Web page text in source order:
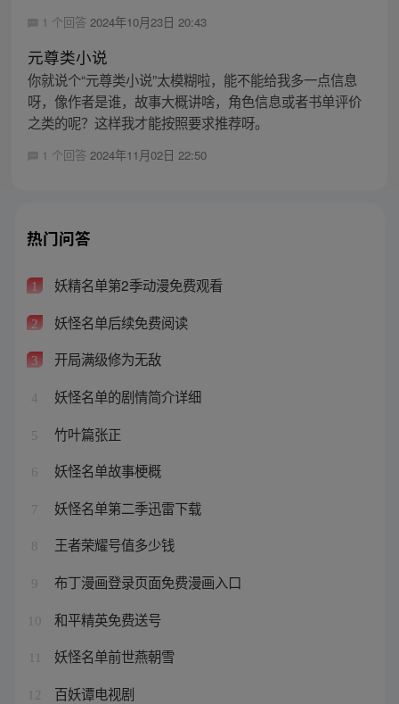
1 个回答 2024年10月23日 20:43
元尊类小说
你就说个“元尊类小说”太模糊啦，能不能给我多一点信息
呀，像作者是谁，故事大概讲啥，角色信息或者书单评价
之类的呢？这样我才能按照要求推荐呀。
1 个回答 2024年11月02日 22:50
热门问答
1 妖精名单第2季动漫免费观看
2 妖怪名单后续免费阅读
3 开局满级修为无敌
4 妖怪名单的剧情简介详细
5 竹叶篇张正
6 妖怪名单故事梗概
7 妖怪名单第二季迅雷下载
8 王者荣耀号值多少钱
9 布丁漫画登录页面免费漫画入口
10 和平精英免费送号
妖怪名单前世燕朝雪
12 百妖谭电视剧